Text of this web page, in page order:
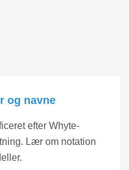
og navne
efter Whyte-
Lær om notation